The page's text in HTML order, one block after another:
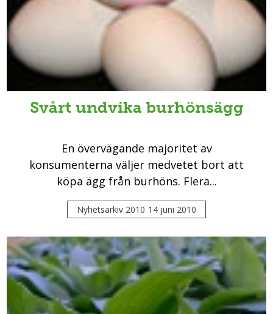
Svårt undvika burhönsägg
En övervägande majoritet av
konsumenterna väljer medvetet bort att
köpa ägg från burhöns. Flera...
Nyhetsarkiv 2010 14 juni 2010